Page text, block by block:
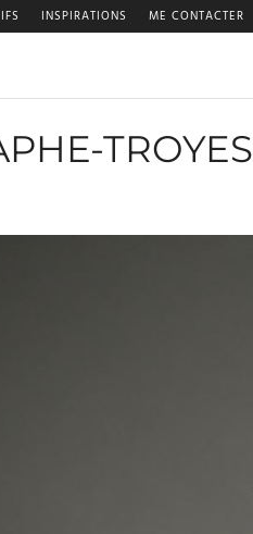
INSPIRATIONS ME CONTACTER
TROYES